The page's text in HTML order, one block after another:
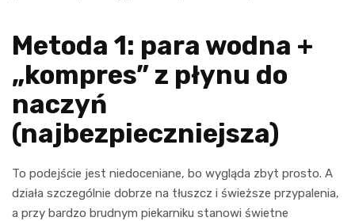
Metoda 1: para wodna +
„kompres” z płynu do
naczyń
(najbezpieczniejsza)
To podejście jest niedoceniane, bo wygląda zbyt prosto. A
działa szczególnie dobrze na tłuszcz i świeższe przypalenia,
a przy bardzo brudnym piekarniku stanowi świetne